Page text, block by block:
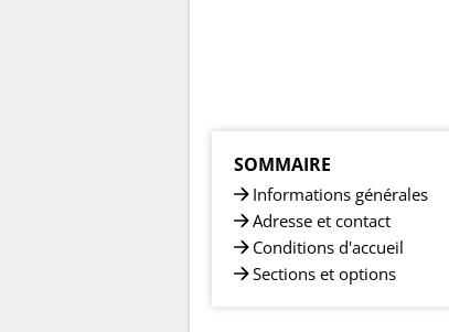
SOMMAIRE
Informations générales
Adresse et contact
Conditions d'accueil
Sections et options